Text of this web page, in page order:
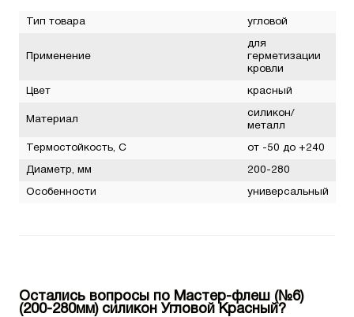
Тип товара угловой
Применение
для
герметизации
кровли
Цвет красный
Материал
силикон/
металл
Термостойкость, С от -50 до +240
Диаметр, мм 200-280
Особенности универсальный
Остались вопросы по Мастер-флеш (№6)
(200-280мм) силикон Угловой Красный?